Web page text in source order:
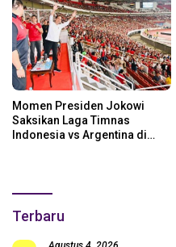
Momen Presiden Jokowi
Saksikan Laga Timnas
Indonesia vs Argentina di
Terbaru